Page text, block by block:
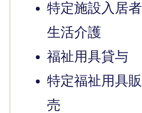
特定施設入居者
生活介護
福祉用具貸与
特定福祉用具販
売